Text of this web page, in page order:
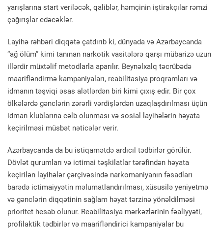
yarışlarına start veriləcək, qaliblər, həmçinin iştirakçılar rəmzi
çağırışlar edəcəklər.
Layihə rəhbəri diqqətə çatdırıb ki, dünyada və Azərbaycanda
“ağ ölüm” kimi tanınan narkotik vasitələrə qarşı mübarizə uzun
illərdir müxtəlif metodlarla aparılır. Beynəlxalq təcrübədə
maarifləndirmə kampaniyaları, reabilitasiya proqramları və
idmanın təşviqi əsas alətlərdən biri kimi çıxış edir. Bir çox
ölkələrdə gənclərin zərərli vərdişlərdən uzaqlaşdırılması üçün
idman klublarına cəlb olunması və sosial layihələrin həyata
keçirilməsi müsbət nəticələr verir.
Azərbaycanda da bu istiqamətdə ardıcıl tədbirlər görülür.
Dövlət qurumları və ictimai təşkilatlar tərəfindən həyata
keçirilən layihələr çərçivəsində narkomaniyanın fəsadları
barədə ictimaiyyətin məlumatlandırılması, xüsusilə yeniyetmə
və gənclərin diqqətinin sağlam həyat tərzinə yönəldilməsi
prioritet hesab olunur. Reabilitasiya mərkəzlərinin fəaliyyəti,
profilaktik tədbirlər və maarifləndirici kampaniyalar bu